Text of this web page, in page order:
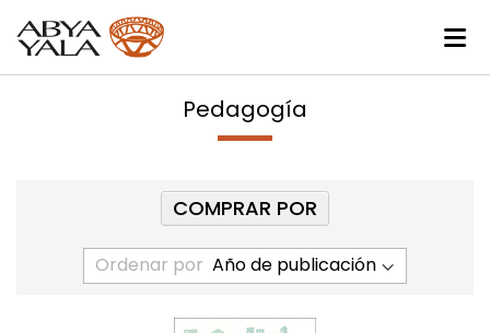
Pedagogía
Ordenar por
COMPRAR POR